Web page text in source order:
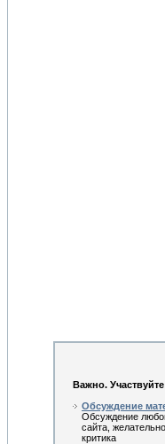
Важно.
Обсуждение
Обсуждение
сайта,
критика